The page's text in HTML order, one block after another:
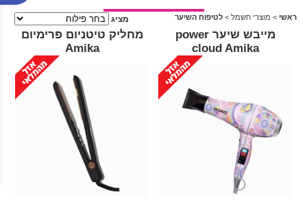
ראשי > מוצרי חשמל > לטיפוח השיער מציג
מייבש שיער power
cloud Amika
מחליק טיטניום פרימיום
Amika